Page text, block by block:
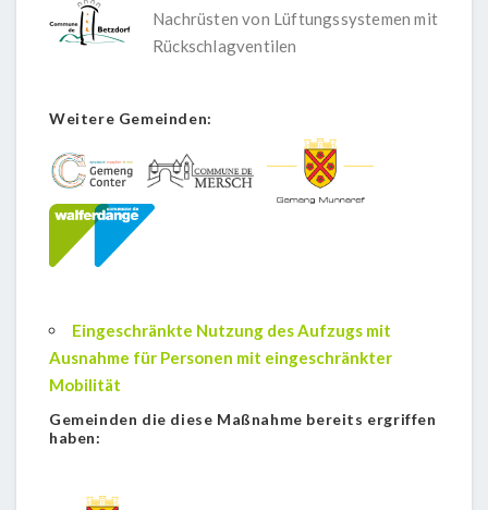
Nachrüsten von Lüftungssystemen mit
Rückschlagventilen
Weitere Gemeinden:
Eingeschränkte Nutzung des Aufzugs mit
Ausnahme für Personen mit eingeschränkter
Mobilität
Gemeinden die diese Maßnahme bereits ergriffen
haben: